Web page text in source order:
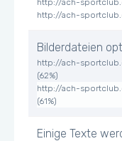
http://ach-
http://ach-
Bilderdateien
http://ach-
(62%)
http://ach-
(61%)
Einige Texte